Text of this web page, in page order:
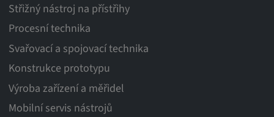
Střižný nástroj na přístřihy
Procesní technika
Svařovací a spojovací technika
Konstrukce prototypu
Výroba zařízení a měřidel
Mobilní servis nástrojů